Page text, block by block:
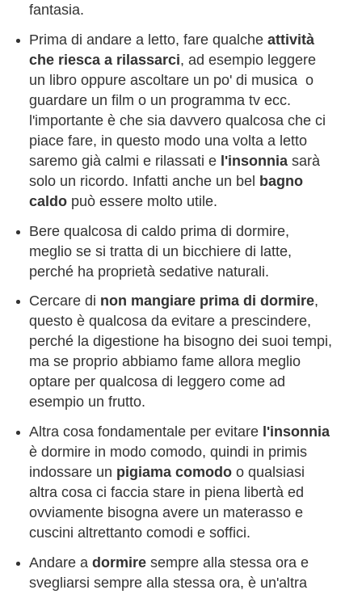
fantasia.
Prima di andare a letto, fare qualche attività
che riesca a rilassarci, ad esempio leggere
un libro oppure ascoltare un po' di musica o
guardare un film o un programma tv ecc.
l'importante è che sia davvero qualcosa che ci
piace fare, in questo modo una volta a letto
saremo già calmi e rilassati e l'insonniasarà
solo un ricordo. Infatti anche un bel bagno
caldopuò essere molto utile.
Bere qualcosa di caldo prima di dormire,
meglio se si tratta di un bicchiere di latte,
perché ha proprietà sedative naturali.
Cercare di non mangiare prima di dormire,
questo è qualcosa da evitare a prescindere,
perché la digestione ha bisogno dei suoi tempi,
ma se proprio abbiamo fame allora meglio
optare per qualcosa di leggero come ad
esempio un frutto.
Altra cosa fondamentale per evitare l'insonnia
è dormire in modo comodo, quindi in primis
indossare un pigiama comodo o qualsiasi
altra cosa ci faccia stare in piena libertà ed
ovviamente bisogna avere un materasso e
cuscini altrettanto comodi e soffici.
Andare a dormiresempre alla stessa ora e
svegliarsi sempre alla stessa ora, è un'altra